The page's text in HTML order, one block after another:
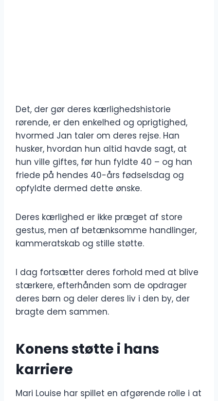
Det, der gør deres kærlighedshistorie
rørende, er den enkelhed og oprigtighed,
hvormed Jan taler om deres rejse. Han
husker, hvordan hun altid havde sagt, at
hun ville giftes, før hun fyldte 40 – og han
friede på hendes 40-års fødselsdag og
opfyldte dermed dette ønske.
Deres kærlighed er ikke præget af store
gestus, men af betænksomme handlinger,
kammeratskab og stille støtte.
I dag fortsætter deres forhold med at blive
stærkere, efterhånden som de opdrager
deres børn og deler deres liv i den by, der
bragte dem sammen.
Konens støtte i hans
karriere
Mari Louise har spillet en afgørende rolle i at